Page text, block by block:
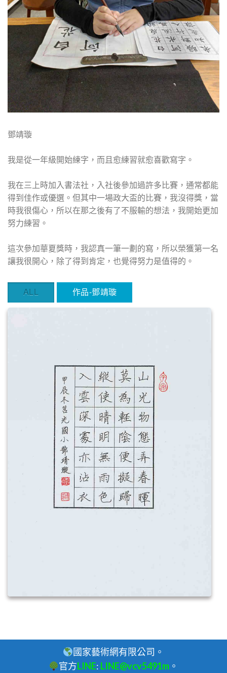
鄧靖璇
我是從一年級開始練字，而且愈練習就愈喜歡寫字。
我在三上時加入書法社，入社後參加過許多比賽，通常都能
得到佳作或優選。但其中一場政大盃的比賽，我沒得獎，當
時我很傷心，所以在那之後有了不服輸的想法，我開始更加
努力練習。
這次參加華夏獎時，我認真一筆一劃的寫，所以榮獲第一名
讓我很開心，除了得到肯定，也覺得努力是值得的。
ALL 作品-鄧靖璇
國家藝術網有限公司。
官方LINE: LINE@vcv5491m 。